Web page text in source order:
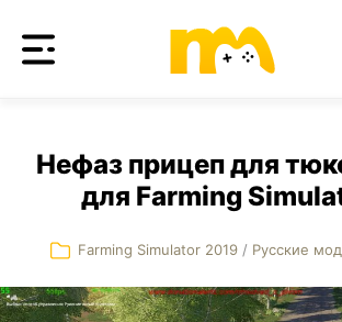
Нефаз прицеп для
для Farming
Farming Simulator 2019 / Русские